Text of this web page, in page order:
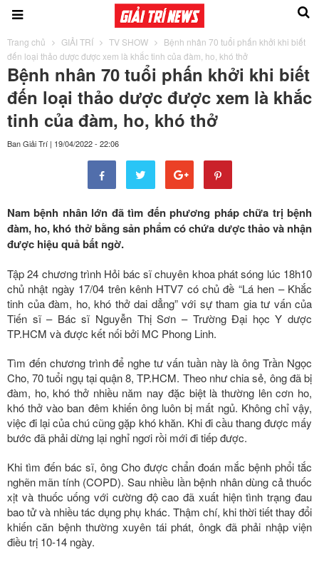
Trang chủ GIẢI TRÍ TV SHOW
Bệnh nhân 70 tuổi phấn khởi khi biết
đến loại thảo dược được xem là khắc tinh của đàm, ho, khó thở
Bệnh nhân 70 tuổi phấn khởi khi biết
đến loại thảo dược được xem là khắc
tinh của đàm, ho, khó thở
Ban Giải Trí | 19/04/2022 - 22:06
Nam bệnh nhân lớn đã tìm đến phương pháp chữa trị bệnh
đàm, ho, khó thở bằng sản phẩm có chứa dược thảo và nhận
được hiệu quả bất ngờ.
Tập 24 chương trình Hỏi bác sĩ chuyên khoa phát sóng lúc 18h10
chủ nhật ngày 17/04 trên kênh HTV7 có chủ đề “Lá hen – Khắc
tinh của đàm, ho, khó thở dai dẳng” với sự tham gia tư vấn của
Tiến sĩ – Bác sĩ Nguyễn Thị Sơn – Trường Đại học Y dược
TP.HCM và được kết nối bởi MC Phong Linh.
Tìm đến chương trình để nghe tư vấn tuần này là ông Trần Ngọc
Cho, 70 tuổi ngụ tại quận 8, TP.HCM. Theo như chia sẻ, ông đã bị
đàm, ho, khó thở nhiều năm nay đặc biệt là thường lên cơn ho,
khó thở vào ban đêm khiến ông luôn bị mất ngủ. Không chỉ vậy,
việc đi lại của chú cũng gặp khó khăn. Khi đi cầu thang được mấy
bước đã phải dừng lại nghỉ ngơi rồi mới đi tiếp được.
Khi tìm đến bác sĩ, ông Cho được chẩn đoán mắc bệnh phổi tắc
nghẽn mãn tính (COPD). Sau nhiều lần bệnh nhân dùng cả thuốc
xịt và thuốc uống với cường độ cao đã xuất hiện tình trạng đau
bao tử và nhiều tác dụng phụ khác. Thậm chí, khi thời tiết thay đổi
khiến căn bệnh thường xuyên tái phát, ôngk đã phải nhập viện
điều trị 10-14 ngày.